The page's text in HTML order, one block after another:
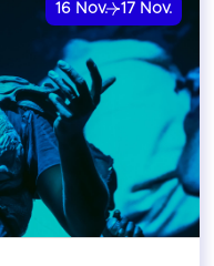
16 Nov. 17 Nov.